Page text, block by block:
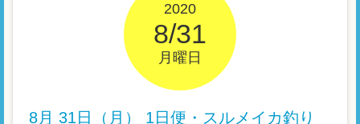
2020
8/31
月曜日
8月 31日（月） 1日便・スルメイカ釣り